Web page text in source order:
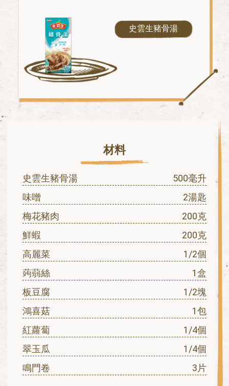
史雲⽣豬骨湯
材料
史雲⽣豬骨湯
500毫升
味噌
2湯匙
梅花豬⾁
200克
鮮蝦
200克
⾼麗菜
1/2個
蒟蒻絲
1盒
板⾖腐
1/2塊
鴻喜菇
1包
紅蘿蔔
1/4個
翠玉瓜
1/4個
鳴門卷
3片